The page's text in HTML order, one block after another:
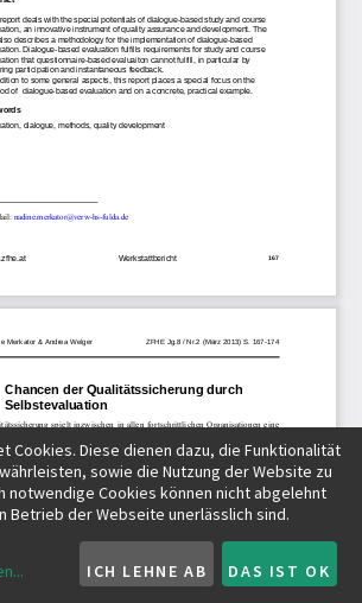
Cookies. Diese dienen dazu, die Funktionalität
sowie die Nutzung der Website zu
notwendige Cookies können nicht abgelehnt
Betrieb der Webseite unerlässlich sind.
... ICH LEHNE AB DAS IST OK